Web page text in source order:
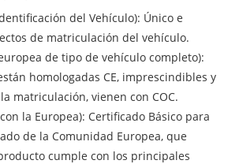
del Vehículo): Único e
de matriculación del vehículo.
de tipo de vehículo completo):
homologadas CE, imprescindibles y
matriculación, vienen con COC.
la Europea): Certificado Básico para
de la Comunidad Europea, que
cumple con los principales